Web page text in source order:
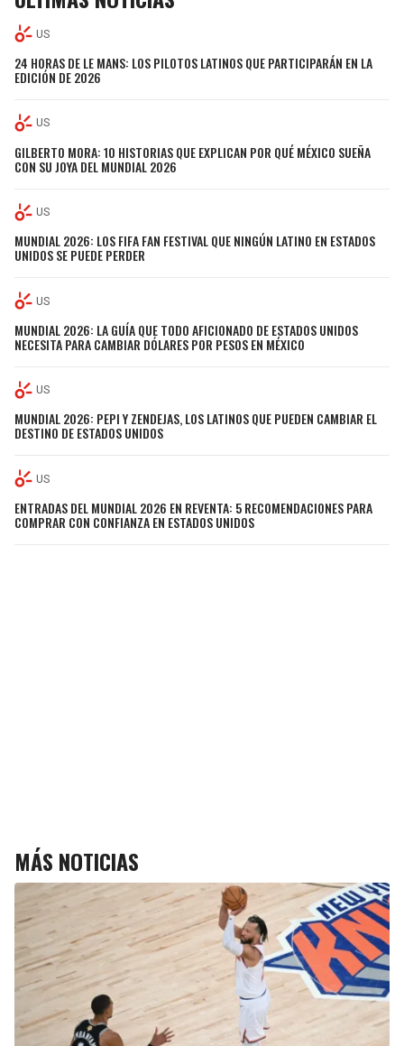
US
24 HORAS DE LE MANS: LOS PILOTOS LATINOS QUE PARTICIPARÁN EN LA
EDICIÓN DE 2026
US
GILBERTO MORA: 10 HISTORIAS QUE EXPLICAN POR QUÉ MÉXICO SUEÑA
CON SU JOYA DEL MUNDIAL 2026
US
MUNDIAL 2026: LOS FIFA FAN FESTIVAL QUE NINGÚN LATINO EN ESTADOS
UNIDOS SE PUEDE PERDER
US
MUNDIAL 2026: LA GUÍA QUE TODO AFICIONADO DE ESTADOS UNIDOS
NECESITA PARA CAMBIAR DÓLARES POR PESOS EN MÉXICO
US
MUNDIAL 2026: PEPI Y ZENDEJAS, LOS LATINOS QUE PUEDEN CAMBIAR EL
DESTINO DE ESTADOS UNIDOS
US
ENTRADAS DEL MUNDIAL 2026 EN REVENTA: 5 RECOMENDACIONES PARA
COMPRAR CON CONFIANZA EN ESTADOS UNIDOS
MÁS NOTICIAS